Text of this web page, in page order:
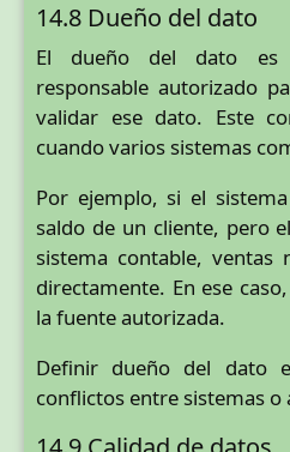
14.8 Dueño del dato
El dueño del dato
responsable autorizado
validar ese dato. Este
cuando varios sistemas
Por ejemplo, si el
saldo de un cliente, pero
sistema contable, ventas
directamente. En ese
la fuente autorizada.
Definir dueño del dato
conflictos entre sistemas o